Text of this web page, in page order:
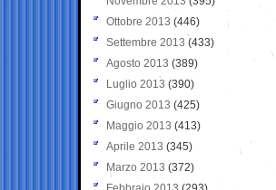
Ottobre 2013 (446)
Settembre 2013 (433)
Agosto 2013 (389)
Luglio 2013 (390)
Giugno 2013 (425)
Maggio 2013 (413)
Aprile 2013 (345)
Marzo 2013 (372)